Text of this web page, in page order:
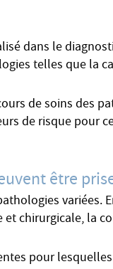
dans le
telles que la
de soins des
de risque pour
être
chirurgicale, la
pour